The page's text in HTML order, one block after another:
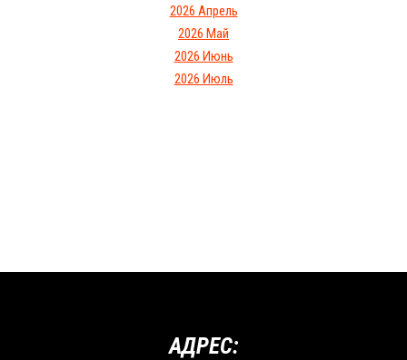
2026 Апрель
2026 Май
2026 Июнь
2026 Июль
АДРЕС: